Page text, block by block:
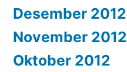
Desember 2012
November 2012
Oktober 2012